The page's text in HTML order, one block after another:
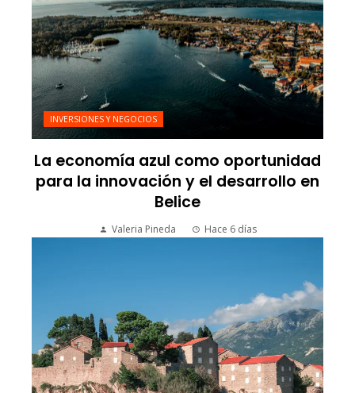
INVERSIONES Y NEGOCIOS
La economía azul como oportunidad
para la innovación y el desarrollo en
Belice
Valeria Pineda Hace 6 días